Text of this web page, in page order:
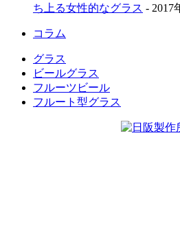
ち上る女性的なグラス - 2017
コラム
グラス
ビールグラス
フルーツビール
フルート型グラス